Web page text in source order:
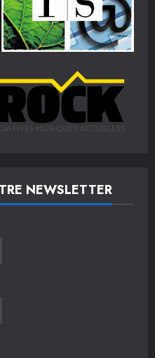
NEWSLETTER